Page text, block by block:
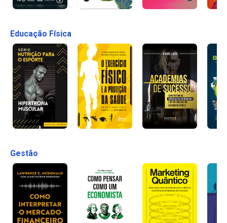
Educação Física
Gestão